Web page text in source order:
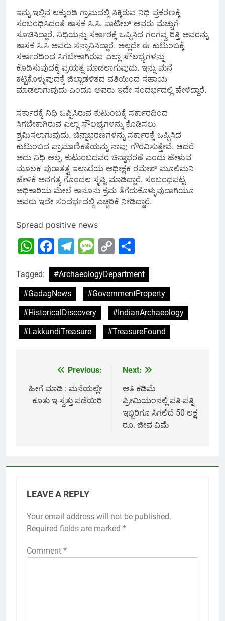
ಇನ್ನು ಇಲ್ಲಿನ ಲಕ್ಕುಂಡಿ ಗ್ರಾಮದಲ್ಲಿ ಸಿಕ್ಕಿರುವ ನಿಧಿ ಪ್ರಕರಣಕ್ಕೆ
ಸಂಬಂಧಿಸಿದಂತೆ ಶಾಸಕ ಸಿ.ಸಿ. ಪಾಟೀಲ್ ಅವರು ಮೆಚ್ಚುಗೆ
ಸೂಚಿಸಿದ್ದಾರೆ. ನಿಧಿಯನ್ನು ಸರ್ಕಾರಕ್ಕೆ ಒಪ್ಪಿಸಿದ ಗಂಗವ್ವ ರಿತ್ತಿ ಅವರನ್ನು
ಶಾಸಕ ಸಿ.ಸಿ ಅವರು ಸನ್ಮಾನಿಸಿದ್ದಾರೆ. ಅಲ್ಲದೇ ಈ ಕುಟುಂಬಕ್ಕೆ
ಸರ್ಕಾರದಿಂದ ಸಿಗಬೇಕಾಗಿರುವ ಎಲ್ಲಾ ಸೌಲಭ್ಯಗಳನ್ನು
ಕೊಡಿಸುವುದಕ್ಕೆ ಪ್ರಯತ್ನ ಮಾಡಲಾಗುವುದು. ಇನ್ನು ಮನೆ
ಕಟ್ಟಿಕೊಳ್ಳುವುದಕ್ಕೆ ಜಿಲ್ಲಾಡಳಿತದ ವತಿಯಿಂದ ಸಹಾಯ
ಮಾಡಲಾಗುವುದು ಎಂದೂ ಅವರು ಇದೇ ಸಂದರ್ಭದಲ್ಲಿ ಹೇಳಿದ್ದಾರೆ.
ಸರ್ಕಾರಕ್ಕೆ ನಿಧಿ ಒಪ್ಪಿಸಿರುವ ಕುಟುಂಬಕ್ಕೆ ಸರ್ಕಾರದಿಂದ
ಸಿಗಬೇಕಾಗಿರುವ ಎಲ್ಲಾ ಸೌಲಭ್ಯಗಳನ್ನು ಕೊಡಿಸಲು
ಶ್ರಮಿಸಲಾಗುವುದು. ಚಿನ್ನಾಭರಣಗಳನ್ನು ಸರ್ಕಾರಕ್ಕೆ ಒಪ್ಪಿಸಿದ
ಕುಟುಂಬದ ಪ್ರಾಮಾಣಿಕತೆಯನ್ನು ನಾವು ಗೌರವಿಸುತ್ತೇವೆ. ಆದರೆ
ಅದು ನಿಧಿ ಅಲ್ಲ, ಕುಟುಂಬದವರ ಚಿನ್ನಾಭರಣೆ ಎಂದು ಹೇಳುವ
ಮೂಲಕ ಪುರಾತತ್ವ ಇಲಾಖೆಯ ಅಧೀಕ್ಷಕ ರಮೇಶ್ ಮೂಲಿಮನಿ
ಹೇಳಿಕೆ ಅನಗತ್ಯ ಗೊಂದಲ ಸೃಷ್ಟಿ ಮಾಡಿದ್ದಾರೆ. ಸಂಬಂಧಪಟ್ಟ
ಅಧಿಕಾರಿಯ ಮೇಲೆ ಕಾನೂನು ಕ್ರಮ ತೆಗೆದುಕೊಳ್ಳುವುದಾಗಿಯೂ
ಅವರು ಇದೇ ಸಂದರ್ಭದಲ್ಲಿ ಎಚ್ಚರಿಕೆ ನೀಡಿದ್ದಾರೆ.
Spread positive news
WhatsApp
Facebook
Telegram
Message
Copy
Link
Tagged:
#ArchaeologyDepartment
#GadagNews
#GovernmentProperty
#HistoricalDiscovery
#IndianArchaeology
#LakkundiTreasure
#TreasureFound
navigation
Previous:
ಹೀಗೆ ಮಾಡಿ : ಮನೆಯಲ್ಲೇ
ಕೂತು ಇ-ಸ್ವತ್ತು ಪಡೆಯಿರಿ
Next:
ಅತಿ ಕಡಿಮೆ
ಪ್ರೀಮಿಯಂನಲ್ಲಿ ಪತಿ-ಪತ್ನಿ
ಇಬ್ಬರಿಗೂ ಸಿಗಲಿದೆ 50 ಲಕ್ಷ
ರೂ. ಜೀವ ವಿಮೆ
LEAVE A REPLY
Your email address will not be published.
Required fields are marked *
Comment *